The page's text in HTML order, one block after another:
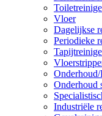
Vloer
Dagelijkse
Periodieke
Onderhoud
Industriële